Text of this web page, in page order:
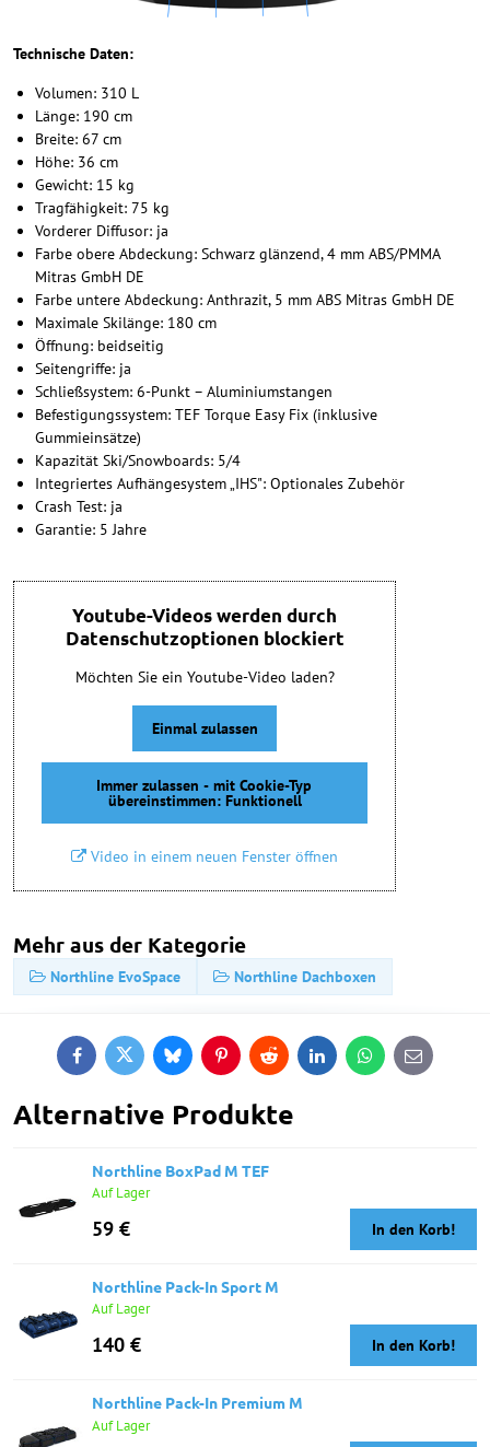
Technische Daten:
Volumen: 310 L
Länge: 190 cm
Breite: 67 cm
Höhe: 36 cm
Gewicht: 15 kg
Tragfähigkeit: 75 kg
Vorderer Diffusor: ja
Farbe obere Abdeckung: Schwarz glänzend, 4 mm ABS/PMMA
Mitras GmbH DE
Farbe untere Abdeckung: Anthrazit, 5 mm ABS Mitras GmbH DE
Maximale Skilänge: 180 cm
Öffnung: beidseitig
Seitengriffe: ja
Schließsystem: 6-Punkt – Aluminiumstangen
Befestigungssystem: TEF Torque Easy Fix (inklusive
Gummieinsätze)
Kapazität Ski/Snowboards: 5/4
Integriertes Aufhängesystem „IHS": Optionales Zubehör
Crash Test: ja
Garantie: 5 Jahre
Youtube-Videos werden durch
Datenschutzoptionen blockiert
Möchten Sie ein Youtube-Video laden?
Einmal zulassen
Immer zulassen - mit Cookie-Typ
übereinstimmen: Funktionell
Video in einem neuen Fenster öffnen
Mehr aus der Kategorie
Northline EvoSpace Northline Dachboxen
FacebookTwitterBlueskyPinterestReddit LinkedInWhatsApp
E-
mail
Alternative Produkte
Northline BoxPad M TEF
Auf Lager
59 € In den Korb!
Northline Pack-In Sport M
Auf Lager
140 € In den Korb!
Northline Pack-In Premium M
Auf Lager